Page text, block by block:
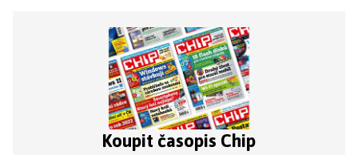
Koupit časopis Chip